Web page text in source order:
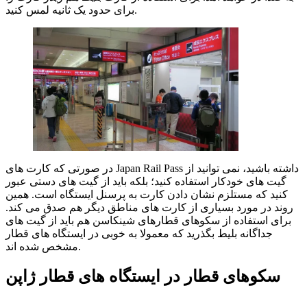
برای حدود یک ثانیه لمس کنید.
در صورتی که کارت های Japan Rail Pass داشته باشید، نمی توانید از
گیت های خودکار استفاده کنید؛ بلکه باید از گیت های دستی عبور
کنید که مستلزم نشان دادن کارت به پرسنل ایستگاه است. همین
روند در مورد بسیاری از کارت های مناطق دیگر هم صدق می کند.
برای استفاده از سکوهای قطارهای شینکاسن هم باید از گیت های
جداگانه بلیط بگذرید که معمولا به خوبی در ایستگاه های قطار
مشخص شده اند.
سکوهای قطار در ایستگاه های قطار ژاپن